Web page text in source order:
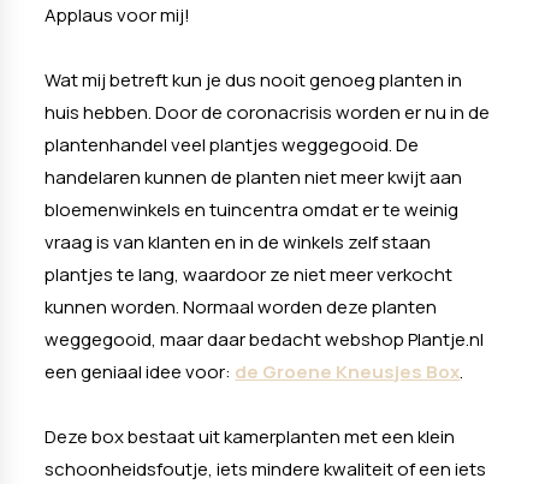
Applaus voor mij!
Wat mij betreft kun je dus nooit genoeg planten in
huis hebben. Door de coronacrisis worden er nu in de
plantenhandel veel plantjes weggegooid. De
handelaren kunnen de planten niet meer kwijt aan
bloemenwinkels en tuincentra omdat er te weinig
vraag is van klanten en in de winkels zelf staan
plantjes te lang, waardoor ze niet meer verkocht
kunnen worden. Normaal worden deze planten
weggegooid, maar daar bedacht webshop Plantje.nl
een geniaal idee voor: de Groene Kneusjes Box.
Deze box bestaat uit kamerplanten met een klein
schoonheidsfoutje, iets mindere kwaliteit of een iets